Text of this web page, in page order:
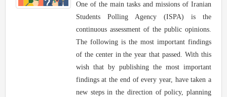
One of the main tasks and missions of Iranian
Students Polling Agency (ISPA) is the
continuous assessment of the public opinions.
The following is the most important findings
of the center in the year that passed. With this
wish that by publishing the most important
findings at the end of every year, have taken a
new steps in the direction of policy, planning